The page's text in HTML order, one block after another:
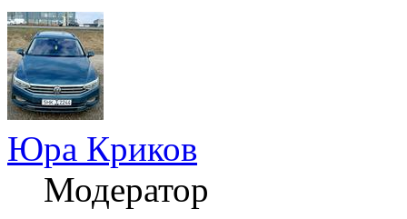
Юра Криков
Модератор